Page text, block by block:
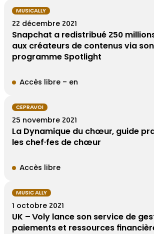
MUSICALLY
22 décembre 2021
Snapchat a redistribué 250
aux créateurs de contenus via son
programme Spotlight
Accès libre – en
CEPRAVOI
25 novembre 2021
La Dynamique du chœur, guide
les chef·fes de chœur
Accès libre
MUSIC ALLY
1 octobre 2021
UK – Voly lance son service de
paiements et ressources